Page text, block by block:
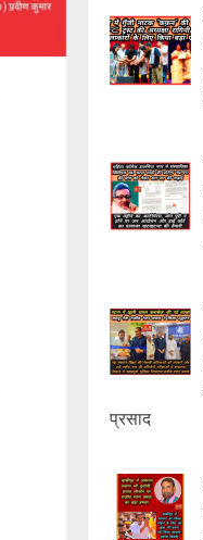
प्रसाद